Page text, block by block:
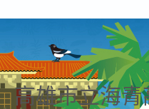
高雄市立海